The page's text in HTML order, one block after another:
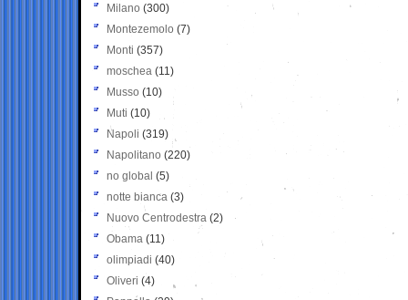
Milano (300)
Montezemolo (7)
Monti (357)
moschea (11)
Musso (10)
Muti (10)
Napoli (319)
Napolitano (220)
no global (5)
notte bianca (3)
Nuovo Centrodestra (2)
Obama (11)
olimpiadi (40)
Oliveri (4)